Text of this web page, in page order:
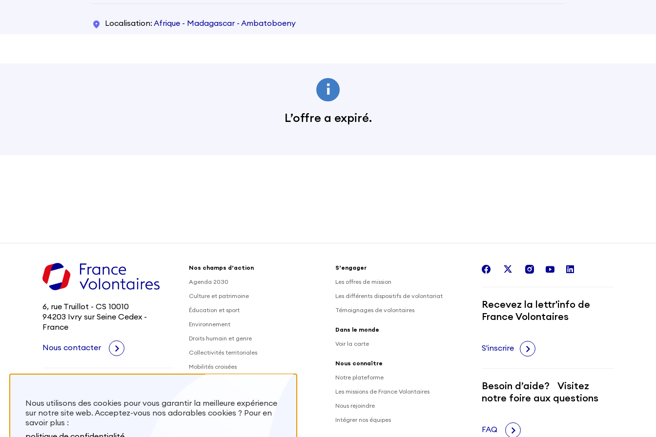
Localisation Afrique - Madagascar - Ambatoboeny
L’offre a expiré.
6, rue Truillot - CS 10010
94203 Ivry sur Seine Cedex -
France
Nous contacter
Nos champs d’action
Agenda 2030
Culture et patrimoine
Éducation et sport
Environnement
Droits humain et genre
Collectivités territoriales
Mobilités croisées
Mobiliser des volontaires
S’engager
Les offres de mission
Les différents dispositifs de volontariat
Témoignages de volontaires
Dans le monde
Voir la carte
Nous connaître
Notre plateforme
Les missions de France Volontaires
Nous rejoindre
Intégrer nos équipes
facebook
twitterinstagram
youtubelinkedin
Recevez la lettr'info de
France Volontaires
S'inscrire
Besoin d’aide? Visitez
notre foire aux questions
FAQ
Nous utilisons des cookies pour vous garantir la meilleure expérience
sur notre site web. Acceptez-vous nos adorables cookies ? Pour en
savoir plus :